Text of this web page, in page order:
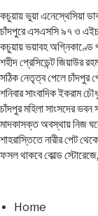
কচুয়ায় ভুয়া এনেস্থেসিয়া
চাঁদপুরে এসএসসি ৯৭ ও
কচুয়ায় ভয়াবহ অগ্নিকাণ্ডে
শহীদ প্রেসিডেন্ট জিয়াউর
সঠিক নেতৃত্ব পেলে চাঁদপুর
শনিবার সাংবাদিক ইকরাম
চাঁদপুর মহিলা সাংসদের
মাদকাসক্ত অবস্থায় নিজ
শাহরাস্তিতে নারীর পেট
ফসল থাকবে কোল্ড
Home